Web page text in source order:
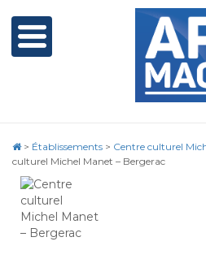
> Établissements > Centre culturel
culturel Michel Manet – Bergerac